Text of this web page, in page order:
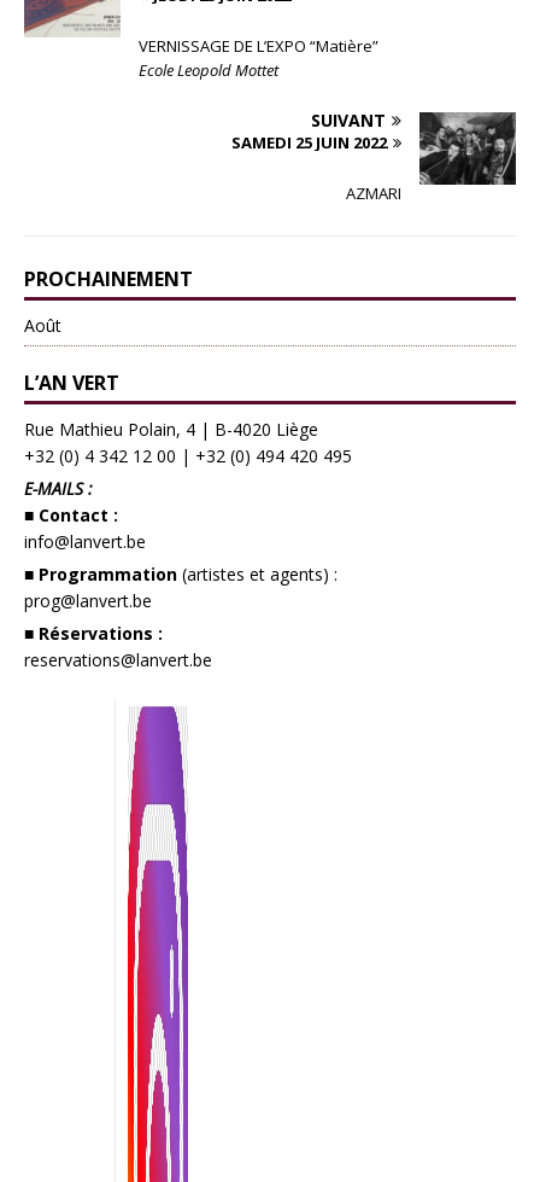
VERNISSAGE DE L’EXPO “Matière”
Ecole Leopold Mottet
SUIVANT
SAMEDI 25 JUIN 2022
AZMARI
PROCHAINEMENT
Août
L’AN VERT
Rue Mathieu Polain, 4 | B-4020 Liège
+32 (0) 4 342 12 00 | +32 (0) 494 420 495
E-MAILS :
■ Contact :
info@lanvert.be
■ Programmation (artistes et agents) :
prog@lanvert.be
■ Réservations :
reservations@lanvert.be